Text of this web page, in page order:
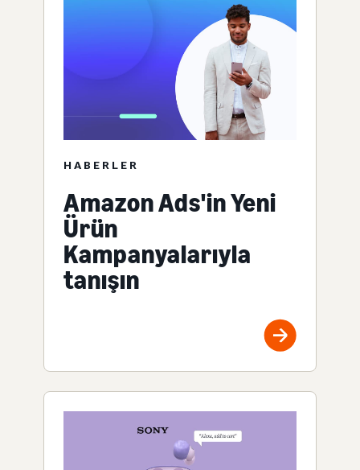
HABERLER
Amazon Ads'in Yeni
Ürün
Kampanyalarıyla
tanışın